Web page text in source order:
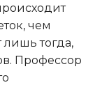
чем
лишь тогда,
Профессор